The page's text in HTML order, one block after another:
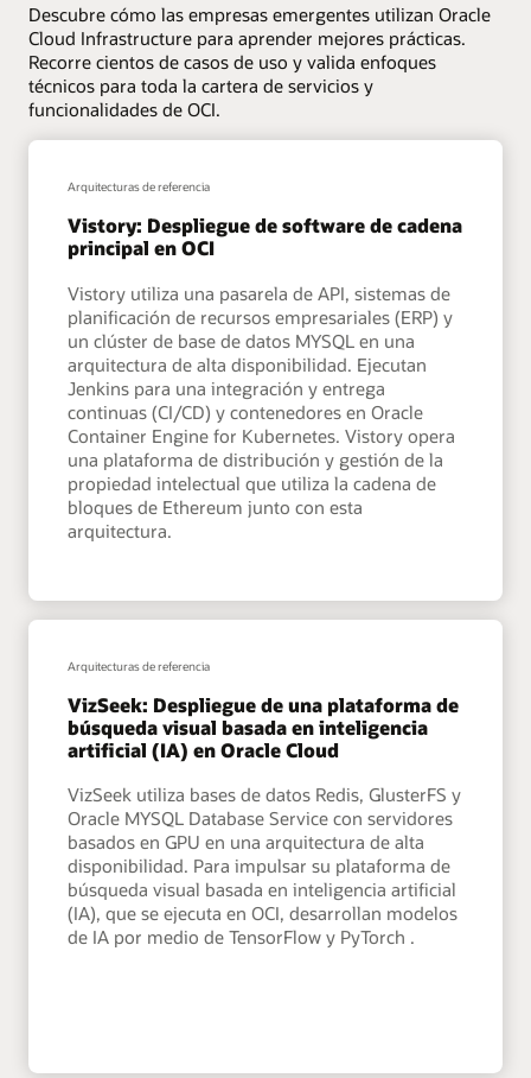
Descubre cómo las empresas emergentes utilizan Oracle
Cloud Infrastructure para aprender mejores prácticas.
Recorre cientos de casos de uso y valida enfoques
técnicos para toda la cartera de servicios y
funcionalidades de OCI.
Arquitecturas de referencia
Vistory: Despliegue de software de cadena
principal en OCI
Vistory utiliza una pasarela de API, sistemas de
planificación de recursos empresariales (ERP) y
un clúster de base de datos MYSQL en una
arquitectura de alta disponibilidad. Ejecutan
Jenkins para una integración y entrega
continuas (CI/CD) y contenedores en Oracle
Container Engine for Kubernetes. Vistory opera
una plataforma de distribución y gestión de la
propiedad intelectual que utiliza la cadena de
bloques de Ethereum junto con esta
arquitectura.
Arquitecturas de referencia
VizSeek: Despliegue de una plataforma de
búsqueda visual basada en inteligencia
artificial (IA) en Oracle Cloud
VizSeek utiliza bases de datos Redis, GlusterFS y
Oracle MYSQL Database Service con servidores
basados en GPU en una arquitectura de alta
disponibilidad. Para impulsar su plataforma de
búsqueda visual basada en inteligencia artificial
(IA), que se ejecuta en OCI, desarrollan modelos
de IA por medio de TensorFlow y PyTorch .